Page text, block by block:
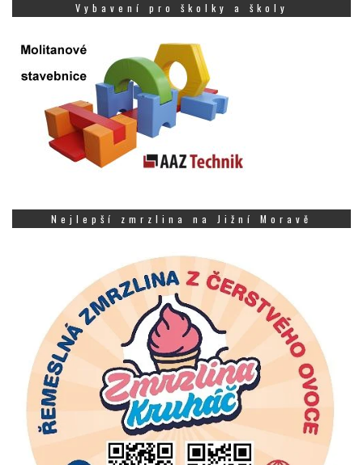
Vybavení pro školky a školy
Nejlepší zmrzlina na Jižní Moravě